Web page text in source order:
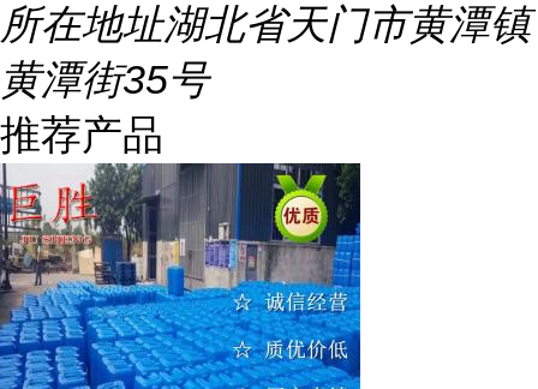
所在地址湖北省天门市黄潭镇
黄潭街35号
推荐产品